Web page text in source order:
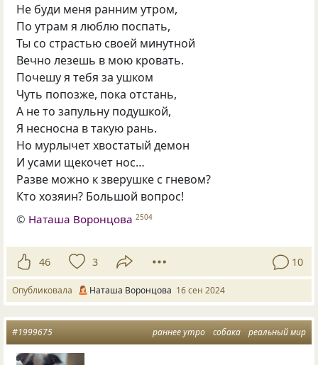
Не буди меня ранним утром,
По утрам я люблю поспать,
Ты со страстью своей минутной
Вечно лезешь в мою кровать.
Почешу я тебя за ушком
Чуть попозже, пока отстань,
А не то запульну подушкой,
Я несносна в такую рань.
Но мурлычет хвостатый демон
И усами щекочет нос…
Разве можно к зверушке с гневом?
Кто хозяин? Большой вопрос!
© Наташа Воронцова 2504
46 3 10
Опубликовала Наташа Воронцова 16 сен 2024
раннее утро собака реальный мир
#1999675